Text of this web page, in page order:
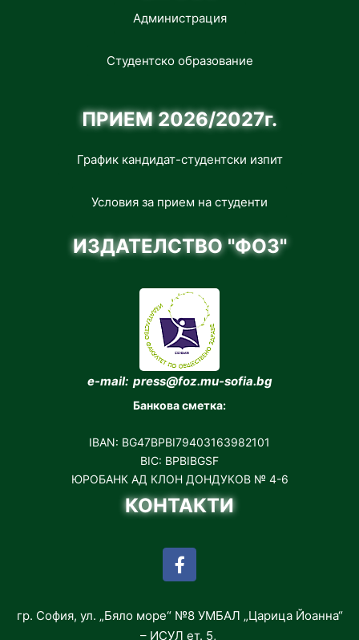
Администрация
Студентско образование
ПРИЕМ 2026/2027г.
График кандидат-студентски изпит
Условия за прием на студенти
ИЗДАТЕЛСТВО "ФОЗ"
e-mail: press@foz.mu-sofia.bg
Банкова сметка:
IBAN: BG47BPBI79403163982101
BIC: BPBIBGSF
ЮРОБАНК АД КЛОН ДОНДУКОВ № 4-6
КОНТАКТИ
гр. София, ул. „Бяло море“ №8 УМБАЛ „Царица Йоанна“
– ИСУЛ ет. 5,